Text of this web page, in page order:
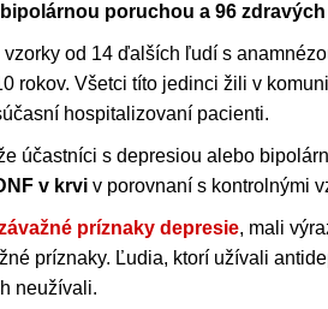
poruchou a 96
vzorky od 14 ďalších ľudí s
rokov. Všetci títo jedinci žili v
hospitalizovaní pacienti.
účastníci s depresiou alebo
v krvi v porovnaní s kontrolnými
príznaky depresie, mali
príznaky. Ľudia, ktorí užívali
neužívali.